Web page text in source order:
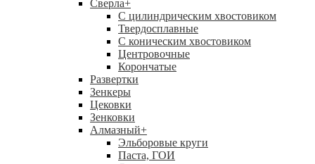
Сверла+
С цилиндрическим хвостовиком
Твердосплавные
С коническим хвостовиком
Центровочные
Корончатые
Развертки
Зенкеры
Цековки
Зенковки
Алмазный+
Эльборовые круги
Паста, ГОИ